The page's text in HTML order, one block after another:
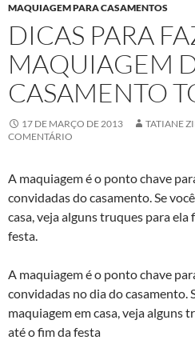
MAQUIAGEM PARA CASAMENTOS
DICAS PARA
MAQUIAGEM
CASAMENTO
17 DE MARÇO DE 2013 TATIANE
COMENTÁRIO
A maquiagem é o ponto chave
convidadas do casamento. Se
casa, veja alguns truques para
festa.
A maquiagem é o ponto chave
convidadas no dia do casamento.
maquiagem em casa, veja alguns
até o fim da festa